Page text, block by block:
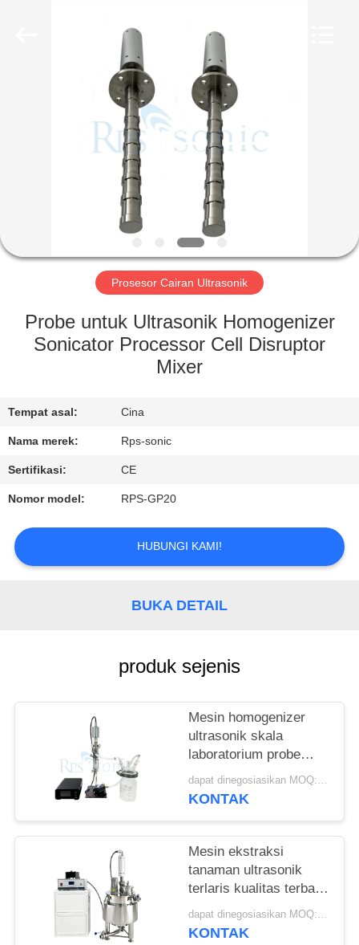
PRODUK
TUR
KONTROL
HUBUNGI
KAMI
BERITA
KASUS
Prosesor Cairan Ultrasonik
Probe untuk Ultrasonik Homogenizer
Sonicator Processor Cell Disruptor
Mixer
Tempat asal: Cina
Nama merek: Rps-sonic
Sertifikasi: CE
Nomor model: RPS-GP20
HUBUNGI KAMI!
BUKA DETAIL
produk sejenis
Mesin homogenizer
ultrasonik skala
laboratorium probe
sonikasi ultrasonik
dapat dinegosiasikan MOQ:1 Set
KONTAK
Mesin ekstraksi
tanaman ultrasonik
terlaris kualitas terbaik
dengan tangki
pencampur pengaduk
dapat dinegosiasikan MOQ:1 Set
KONTAK